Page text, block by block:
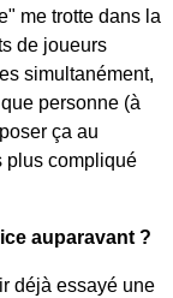
me trotte dans la
de joueurs
simultanément,
personne (à
ça au
plus compliqué
auparavant ?
déjà essayé une